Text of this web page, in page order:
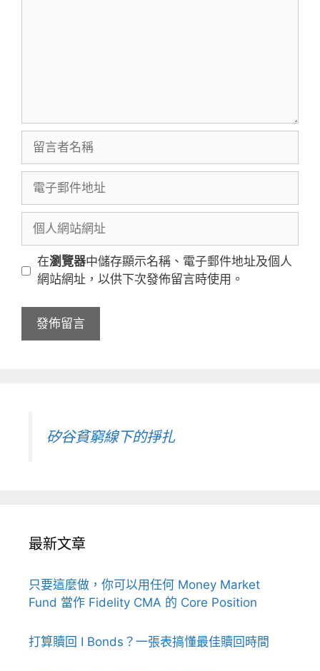
者
稱
郵
址
站
址
在瀏覽器中儲存顯示名稱、電子郵件地址及個人
網站網址，以供下次發佈留言時使用。
矽谷貧窮線下的掙扎
最新文章
只要這麼做，你可以用任何 Money Market
Fund 當作 Fidelity CMA 的 Core Position
打算贖回 I Bonds？一張表搞懂最佳贖回時間